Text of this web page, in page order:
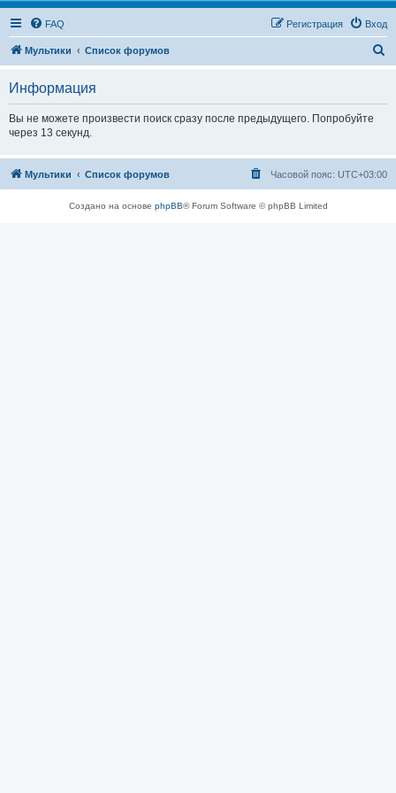
FAQ Вход
Регистрация
Мультики Список форумов
Информация
Вы не можете произвести поиск сразу после предыдущего. Попробуйте
через 13 секунд.
Мультики Список форумов Часовой пояс: UTC+03:00
Создано на основе phpBB® Forum Software © phpBB Limited